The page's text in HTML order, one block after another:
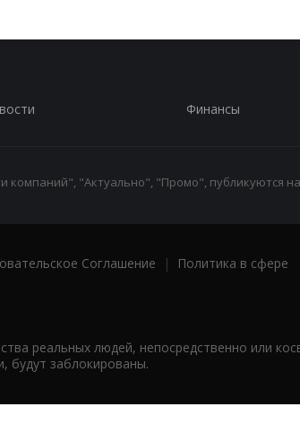
Финансы
"Актуально", "Промо", публикуются
Соглашение |
Политика в сфере
реальных людей, непосредственно или
будут заблокированы.